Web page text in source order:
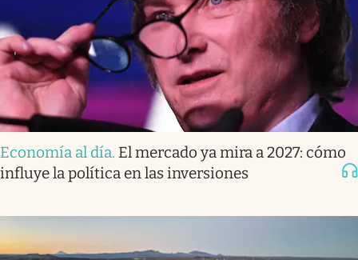
Economía al día. El mercado ya mira a 2027: cómo
influye la política en las inversiones